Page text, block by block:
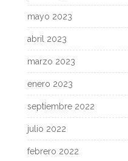
mayo 2023
abril 2023
marzo 2023
enero 2023
septiembre 2022
julio 2022
febrero 2022